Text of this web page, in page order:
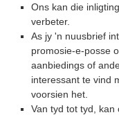
Ons kan die
verbeter.
As jy 'n nuusbrief
promosie-e-posse
aanbiedings of
interessant te vind
voorsien het.
Van tyd tot tyd,